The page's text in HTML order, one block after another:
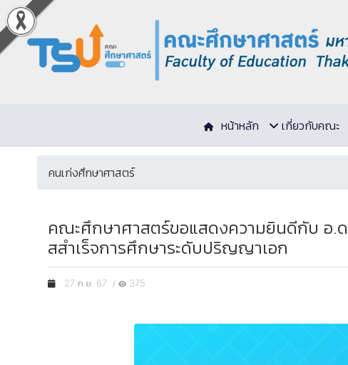
หน้าหลัก เกี่ยวกับคณะ
คนเก่งศึกษาศาสตร์
คณะศึกษาศาสตร์ขอแสดงความยินดีกับ อ
สสําเร็จการศึกษาระดับปริญญาเอก
27 ก.ย. 67 / 375